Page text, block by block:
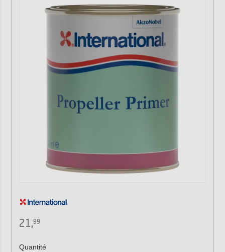
21,99
Quantité